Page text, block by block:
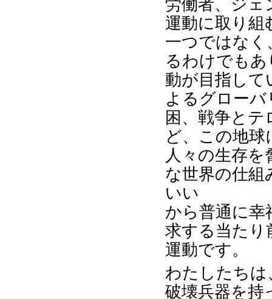
労働者、ジェ
運動に取り組
一つではなく
るわけでも
動が目指して
よるグロー
困、戦争と
ど、この地球
人々の生存
な世界の仕組
いい
から普通に幸
求する当たり
運動です。
わたしたちは
破壊兵器を持